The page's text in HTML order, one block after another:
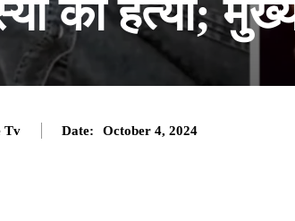
की हत्या;
Tv Date: October 4, 2024